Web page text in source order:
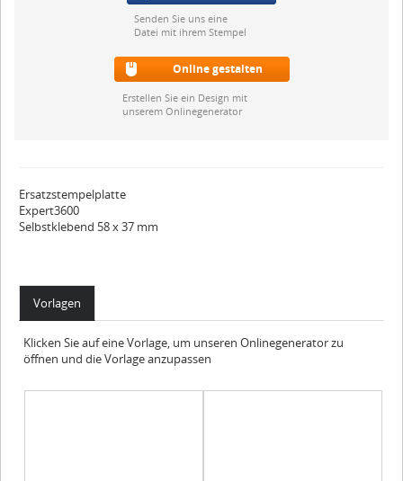
Senden Sie uns eine
Datei mit ihrem Stempel
Online gestalten
Erstellen Sie ein Design mit
unserem Onlinegenerator
Ersatzstempelplatte
Expert3600
Selbstklebend 58 x 37 mm
Vorlagen
Klicken Sie auf eine Vorlage, um unseren Onlinegenerator zu
öffnen und die Vorlage anzupassen